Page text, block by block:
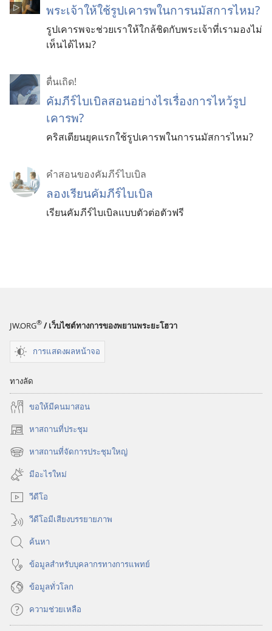
พระเจ้าให้ใช้รูปเคารพในการนมัสการไหม?
รูปเคารพจะช่วยเราให้ใกล้ชิดกับพระเจ้าที่เรามองไม่
เห็นได้ไหม?
ตื่นเถิด!
คัมภีร์​ไบเบิล​สอน​อย่าง​ไร​เรื่อง​การ​ไหว้​รูป​
เคารพ?
คริสเตียน​ยุค​แรก​ใช้​รูป​เคารพ​ใน​การ​นมัสการ​ไหม?
คำสอนของคัมภีร์ไบเบิล
ลองเรียนคัมภีร์ไบเบิล
เรียนคัมภีร์ไบเบิลแบบตัวต่อตัวฟรี
JW.ORG® / เว็บไซต์ทางการของพยานพระยะโฮวา
การแสดงผลหน้าจอ
ทางลัด
ขอ​ให้​มี​คน​มา​สอน
หาสถานที่ประชุม
(เปิด
หน้าต่างหาสถานที่จัดการประชุมใหญ่
(เปิด
หน้าต่าง
ใหม่)
มีอะไรใหม่
วีดีโอ
วีดีโอมีเสียงบรรยายภาพ
ค้นหา
ข้อมูล​สำหรับ​บุคลากร​ทาง​การ​แพทย์
ข้อมูล​ทั่ว​โลก
ความช่วยเหลือ